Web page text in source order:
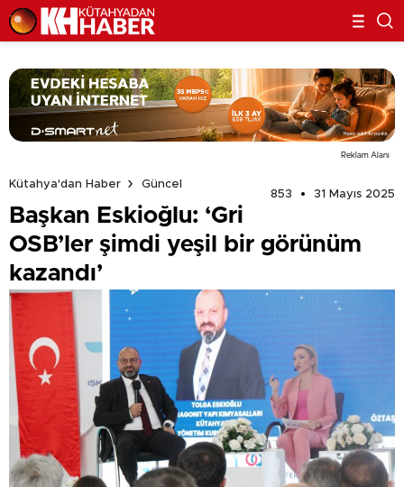
Reklam Alanı
Kütahya'dan Haber
Güncel
853
31 Mayıs 2025
Başkan Eskioğlu: ‘Gri
OSB’ler şimdi yeşil bir görünüm
kazandı’